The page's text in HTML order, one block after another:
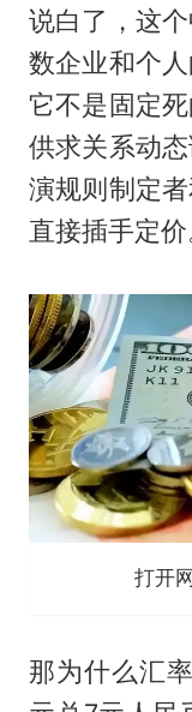
说白了，这
数企业和个
它不是固定
供求关系动
演规则制定
直接插手定价
打开
那为什么汇